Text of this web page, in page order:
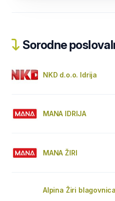
Sorodne
NKD d.o.o. Idrija
MANA IDRIJA
MANA ŽIRI
Alpina Žiri blagovnica